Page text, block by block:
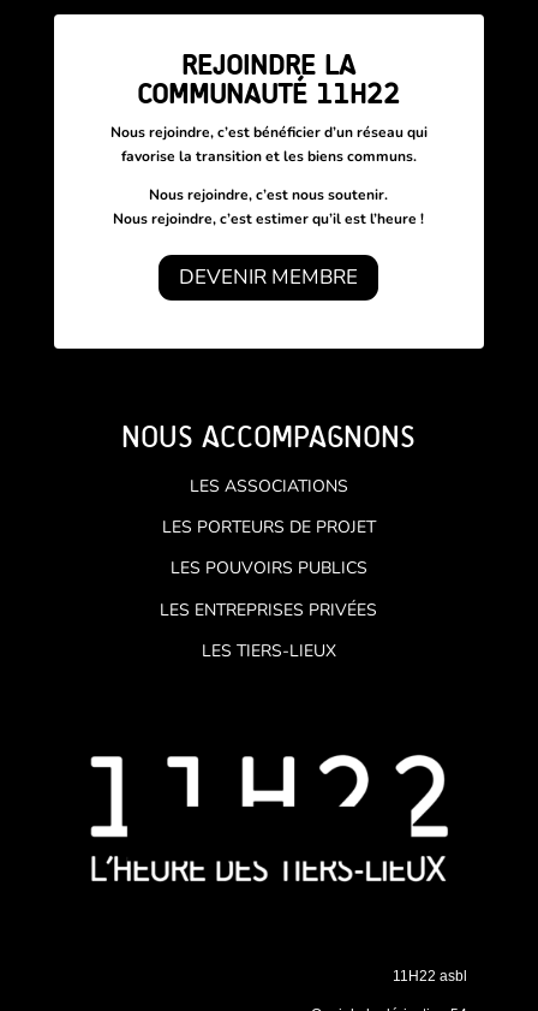
REJOINDRE LA
COMMUNAUTÉ 11H22
Nous rejoindre, c’est bénéficier d’un réseauqui
favorise la transition et les biens communs.
Nous rejoindre, c’est nous soutenir.
Nous rejoindre, c’est estimer qu’il est l’heure !
DEVENIR MEMBRE
NOUS ACCOMPAGNONS
LES ASSOCIATIONS
LES PORTEURS DE PROJET
LES POUVOIRS PUBLICS
LES ENTREPRISES PRIVÉES
LES TIERS-LIEUX
11H22 asbl